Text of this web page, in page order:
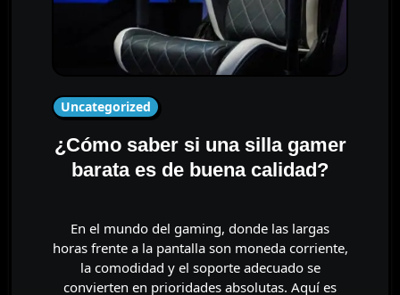
Uncategorized
¿Cómo saber si una silla gamer
barata es de buena calidad?
En el mundo del gaming, donde las largas
horas frente a la pantalla son moneda corriente,
la comodidad y el soporte adecuado se
convierten en prioridades absolutas. Aquí es